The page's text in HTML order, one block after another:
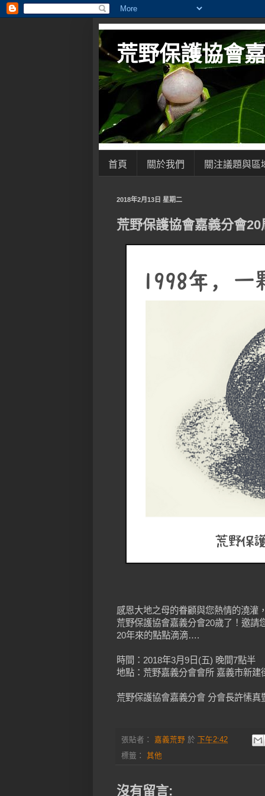
荒野保護協會
首頁 關於我們 關注議題與區
2018年2月13日 星期二
荒野保護協會嘉義分會20
感恩大地之母的眷顧與您熱情的澆灌
荒野保護協會嘉義分會20歲了！邀請
20年來的點點滴滴….
時間：2018年3月9日(五) 晚間7點半
地點：荒野嘉義分會會所 嘉義市新建
荒野保護協會嘉義分會 分會長許愫
張貼者： 嘉義荒野 於
下午2:42
標籤： 其他
沒有留言: